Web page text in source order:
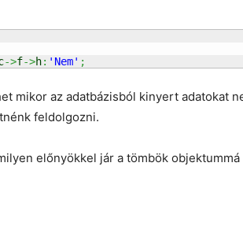
->f->h: 'Nem' ;
mikor az adatbázisból kinyert adatokat
feldolgozni.
előnyökkel jár a tömbök objektummá